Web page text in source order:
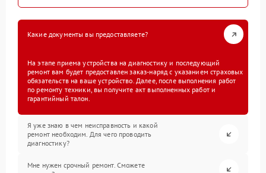
Какие документы вы предоставляете?
На этапе приема устройства на диагностику и последующий
ремонт вам будет предоставлен заказ-наряд с указанием страховых
обязательств на ваше устройство. Далее, после выполнения работ
по ремонту техники, вы получите акт выполненных работ и
гарантийный талон.
Я уже знаю в чем неисправность и какой
ремонт необходим. Для чего проводить
диагностику?
Мне нужен срочный ремонт. Сможете